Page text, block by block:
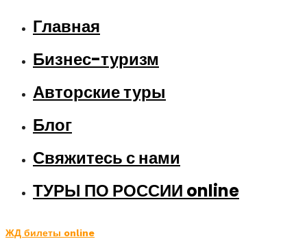
Главная
Бизнес-туризм
Авторские туры
Блог
Свяжитесь с нами
ТУРЫ ПО РОССИИ online
ЖД билеты online